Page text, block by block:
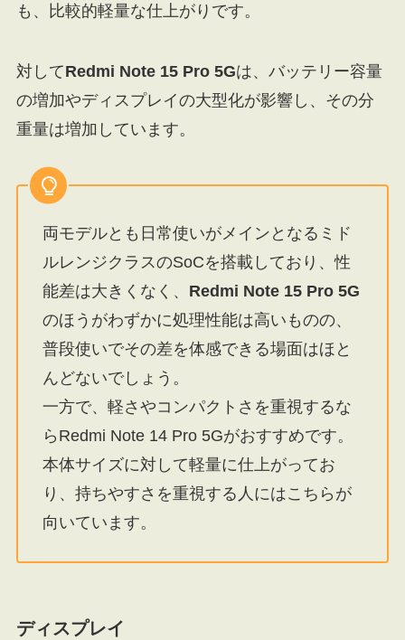
も、比較的軽量な仕上がりです。
対してRedmi Note 15 Pro 5Gは、バッテリー容量
の増加やディスプレイの大型化が影響し、その分
重量は増加しています。
両モデルとも日常使いがメインとなるミド
ルレンジクラスのSoCを搭載しており、性
能差は大きくなく、 Redmi Note 15 Pro 5G
のほうがわずかに処理性能は高いものの、
普段使いでその差を体感できる場面はほと
んどないでしょう。
一方で、軽さやコンパクトさを重視するな
らRedmi Note 14 Pro 5Gがおすすめです。
本体サイズに対して軽量に仕上がってお
り、持ちやすさを重視する人にはこちらが
向いています。
ディスプレイ